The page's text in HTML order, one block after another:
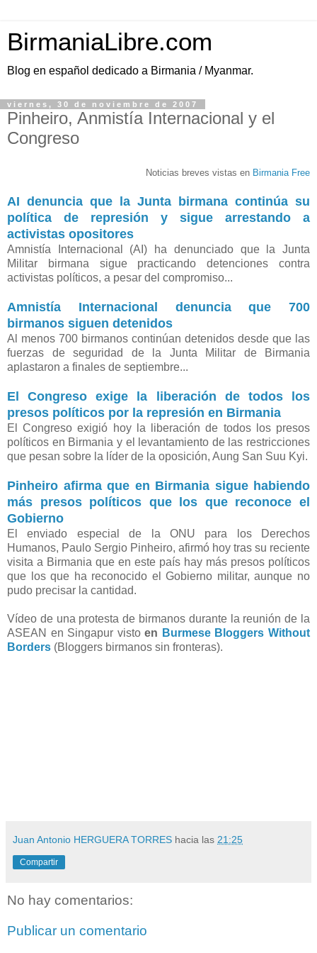
BirmaniaLibre.com
Blog en español dedicado a Birmania / Myanmar.
viernes, 30 de noviembre de 2007
Pinheiro, Anmistía Internacional y el
Congreso
Noticias breves vistas en Birmania Free
AI denuncia que la Junta birmana continúa su
política de represión y sigue arrestando a
activistas opositores
Amnistía Internacional (AI) ha denunciado que la Junta
Militar birmana sigue practicando detenciones contra
activistas políticos, a pesar del compromiso...
Amnistía Internacional denuncia que 700
birmanos siguen detenidos
Al menos 700 birmanos continúan detenidos desde que las
fuerzas de seguridad de la Junta Militar de Birmania
aplastaron a finales de septiembre...
El Congreso exige la liberación de todos los
presos políticos por la represión en Birmania
El Congreso exigió hoy la liberación de todos los presos
políticos en Birmania y el levantamiento de las restricciones
que pesan sobre la líder de la oposición, Aung San Suu Kyi.
Pinheiro afirma que en Birmania sigue habiendo
más presos políticos que los que reconoce el
Gobierno
El enviado especial de la ONU para los Derechos
Humanos, Paulo Sergio Pinheiro, afirmó hoy tras su reciente
visita a Birmania que en este país hay más presos políticos
que los que ha reconocido el Gobierno militar, aunque no
pudo precisar la cantidad.
Vídeo de una protesta de birmanos durante la reunión de la
ASEAN en Singapur vistoen Burmese Bloggers Without
Borders (Bloggers birmanos sin fronteras).
Juan Antonio HERGUERA TORRES hacia las 21:25
Compartir
No hay comentarios:
Publicar un comentario